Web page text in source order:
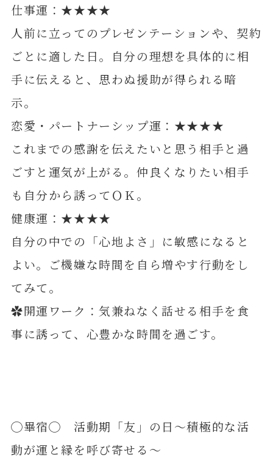
仕事運：★★★★
人前に立ってのプレゼンテーションや、契約
ごとに適した日。自分の理想を具体的に相
手に伝えると、思わぬ援助が得られる暗
示。
恋愛・パートナーシップ運：★★★★
これまでの感謝を伝えたいと思う相手と過
ごすと運気が上がる。仲良くなりたい相手
も自分から誘ってＯＫ。
健康運：★★★★
自分の中での「心地よさ」に敏感になると
よい。ご機嫌な時間を自ら増やす行動をし
てみて。
✿開運ワーク：気兼ねなく話せる相手を食
事に誘って、心豊かな時間を過ごす。
◯畢宿◯ 活動期「友」の日～積極的な活
動が運と縁を呼び寄せる～